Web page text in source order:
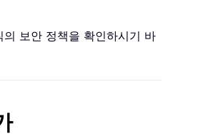
보안 정책을 확인하시기 바